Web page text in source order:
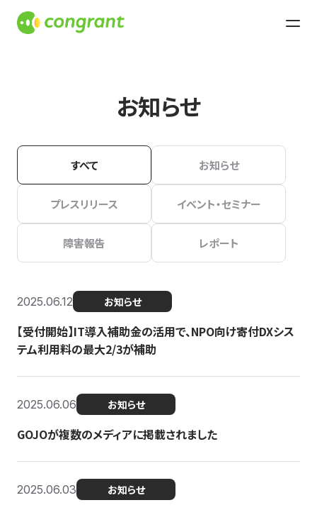
お知らせ
すべて お知らせ
プレスリリース イベント・セミナー
障害報告 レポート
2025.06.12 お知らせ
【受付開始】IT導入補助金の活用で、NPO向け寄付DXシス
テム利用料の最大2/3が補助
2025.06.06 お知らせ
GOJOが複数のメディアに掲載されました
2025.06.03 お知らせ